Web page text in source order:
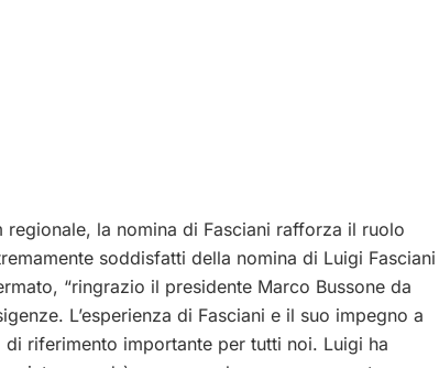
la nomina di Fasciani rafforza il ruolo
soddisfatti della nomina di Luigi Fasciani
“ringrazio il presidente Marco Bussone da
L’esperienza di Fasciani e il suo impegno a
riferimento importante per tutti noi. Luigi ha